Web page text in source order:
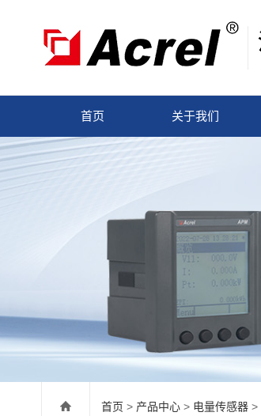
首页 关于我们
首页 > 产品中心 > 电量传感器 >